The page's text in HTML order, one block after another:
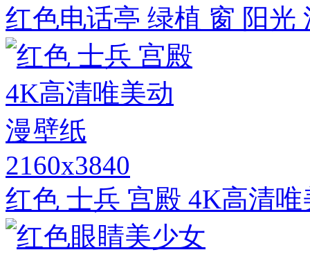
红色电话亭 绿植 窗 阳光
2160x3840
红色 士兵 宫殿 4K高清